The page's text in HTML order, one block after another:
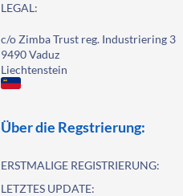
LEGAL:
c/o Zimba Trust reg. Industriering 3
9490 Vaduz
Liechtenstein
Über die Regstrierung:
ERSTMALIGE REGISTRIERUNG:
LETZTES UPDATE: